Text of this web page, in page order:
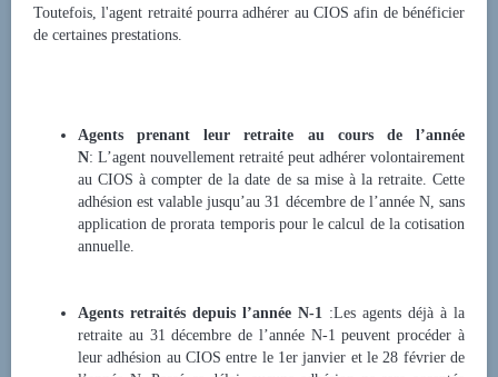
Toutefois, l'agent retraité pourra adhérer au CIOS afin de bénéficier
de certaines prestations.
Agents prenant leur retraite au cours de l’année
N: L’agent nouvellement retraité peut adhérer volontairement
au CIOS à compter de la date de sa mise à la retraite. Cette
adhésion est valable jusqu’au 31 décembre de l’année N, sans
application de prorata temporis pour le calcul de la cotisation
annuelle.
Agents retraités depuis l’année N-1 :Les agents déjà à la
retraite au 31 décembre de l’année N-1 peuvent procéder à
leur adhésion au CIOS entre le 1er janvier et le 28 février de